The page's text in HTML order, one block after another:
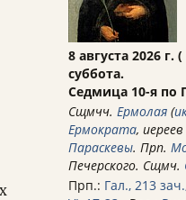
8 августа 2026 г.
суббота.
Седмица 10-я по
Сщмчч. Ермолая (
Ермократа,
Параскевы. Прп.
Печерского. Сщмч.
Прп.: Гал., 213